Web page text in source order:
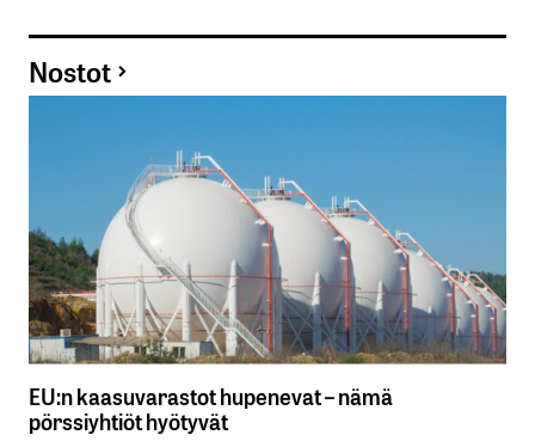
Nostot
EU:n kaasuvarastot hupenevat – nämä
pörssiyhtiöt hyötyvät